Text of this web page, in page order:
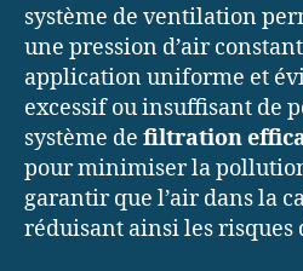
système de ventilation
une pression d’air
application uniforme et
excessif ou insuffisant de
système de filtration
pour minimiser la
garantir que l’air dans la
réduisant ainsi les